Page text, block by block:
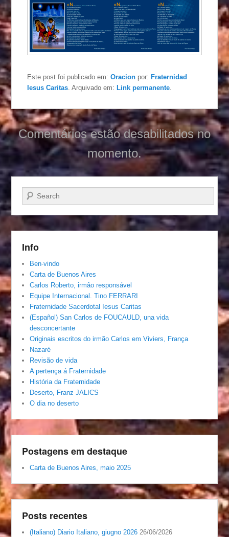
Este post foi publicado em:Oracion por: Fraternidad
Iesus Caritas. Arquivado em: Link permanente.
Comentários estão desabilitados no
momento.
Pesquisar…
Info
Ben-vindo
Carta de Buenos Aires
Carlos Roberto, irmâo responsável
Equipe Internacional. Tino FERRARI
Fraternidade Sacerdotal Iesus Caritas
(Español) San Carlos de FOUCAULD, una vida
desconcertante
Originais escritos do irmão Carlos em Viviers, França
Nazaré
Revisão de vida
A pertença á Fraternidade
História da Fraternidade
Deserto, Franz JALICS
O dia no deserto
Postagens em destaque
Carta de Buenos Aires, maio 2025
Posts recentes
(Italiano) Diario Italiano, giugno 2026 26/06/2026